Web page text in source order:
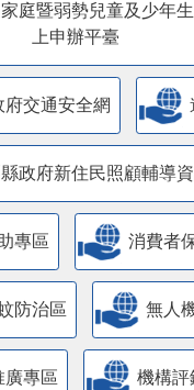
庭暨弱勢兒童及少年
上申辦平臺
府交通安全網
政府新住民照顧輔導
專區 消費者
防治區 無人
廣專區 機構評